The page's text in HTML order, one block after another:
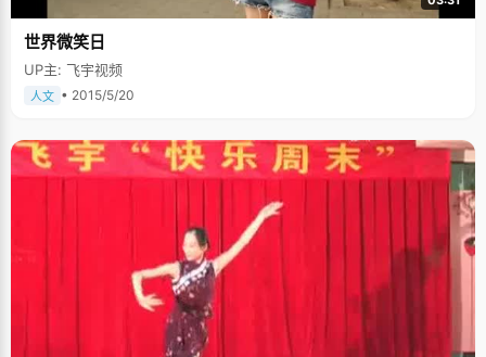
世界微笑日
UP主: 飞宇视频
人文 • 2015/5/20